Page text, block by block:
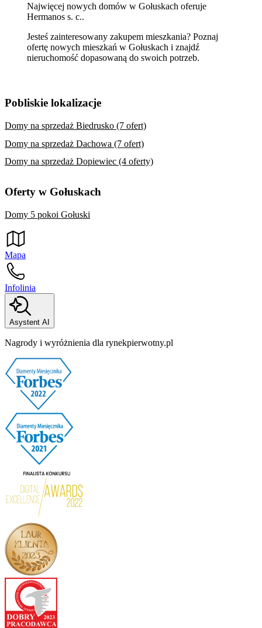
Najwięcej nowych domów w Gołuskach oferuje
Hermanos s. c..
Jesteś zainteresowany zakupem mieszkania? Poznaj
ofertę nowych mieszkań w Gołuskach i znajdź
nieruchomość dopasowaną do swoich potrzeb.
Pobliskie lokalizacje
Domy na sprzedaż Biedrusko (7 ofert)
Domy na sprzedaż Dachowa (7 ofert)
Domy na sprzedaż Dopiewiec (4 oferty)
Oferty w Gołuskach
Domy 5 pokoi Gołuski
Mapa
Infolinia
Asystent AI
Nagrody i wyróżnienia dla rynekpierwotny.pl